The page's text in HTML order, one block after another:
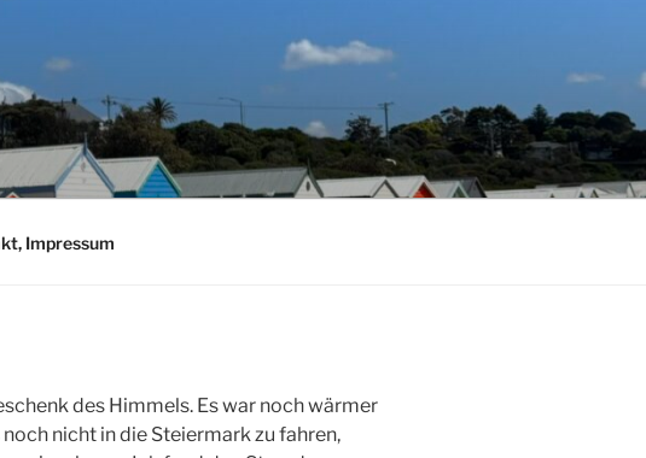
Impressum
des Himmels. Es war noch wärmer
nicht in die Steiermark zu fahren,